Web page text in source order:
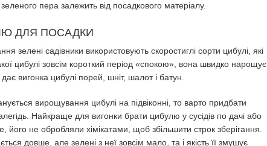
пера залежить від посадкового матеріалу.
ДЛЯ ПОСАДКИ
зелені садівники використовують скоростиглі сорти цибулі, які
цибулі зовсім короткий період «спокою», вона швидко нарощує
вигонка цибулі порей, шніт, шалот і батун.
вирощування цибулі на підвіконні, то варто придбати
Найкраще для вигонки брати цибулю у сусідів по дачі або
його не обробляли хімікатами, щоб збільшити строк зберігання.
довше, але зелені з неї зовсім мало, та і якість її змушує